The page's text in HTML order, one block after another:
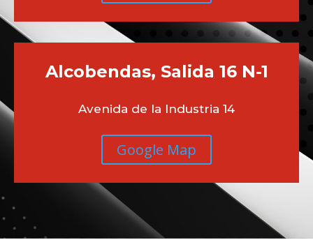
Alcobendas, Salida 16 N-1
Avenida de la Industria 14
Google Map